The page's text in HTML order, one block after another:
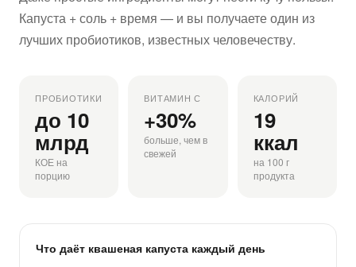
Капуста + соль + время — и вы получаете один из
лучших пробиотиков, известных человечеству.
ПРОБИОТИКИ
до 10
млрд
КОЕ на
порцию
ВИТАМИН С
+30%
больше, чем в
свежей
КАЛОРИЙ
19
ккал
на 100 г
продукта
Что даёт квашеная капуста каждый день